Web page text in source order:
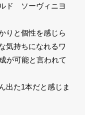
ド ソーヴィニヨ
りと個性を感じら
気持ちになれるワ
が可能と言われて
出た1本だと感じま